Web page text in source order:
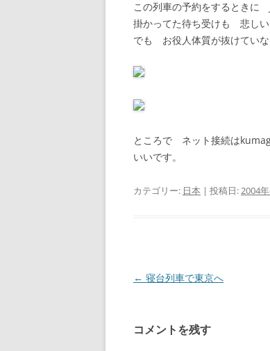
この列車の予約をするときに
掛かってた待ち受けも 悲しい
でも お役人体質が抜けてい
ところで ネット接続は
いいです。
カテゴリー: 日本 | 投稿日:2004
投
ビ
← 寝台列車で東京へ
コメントを残す